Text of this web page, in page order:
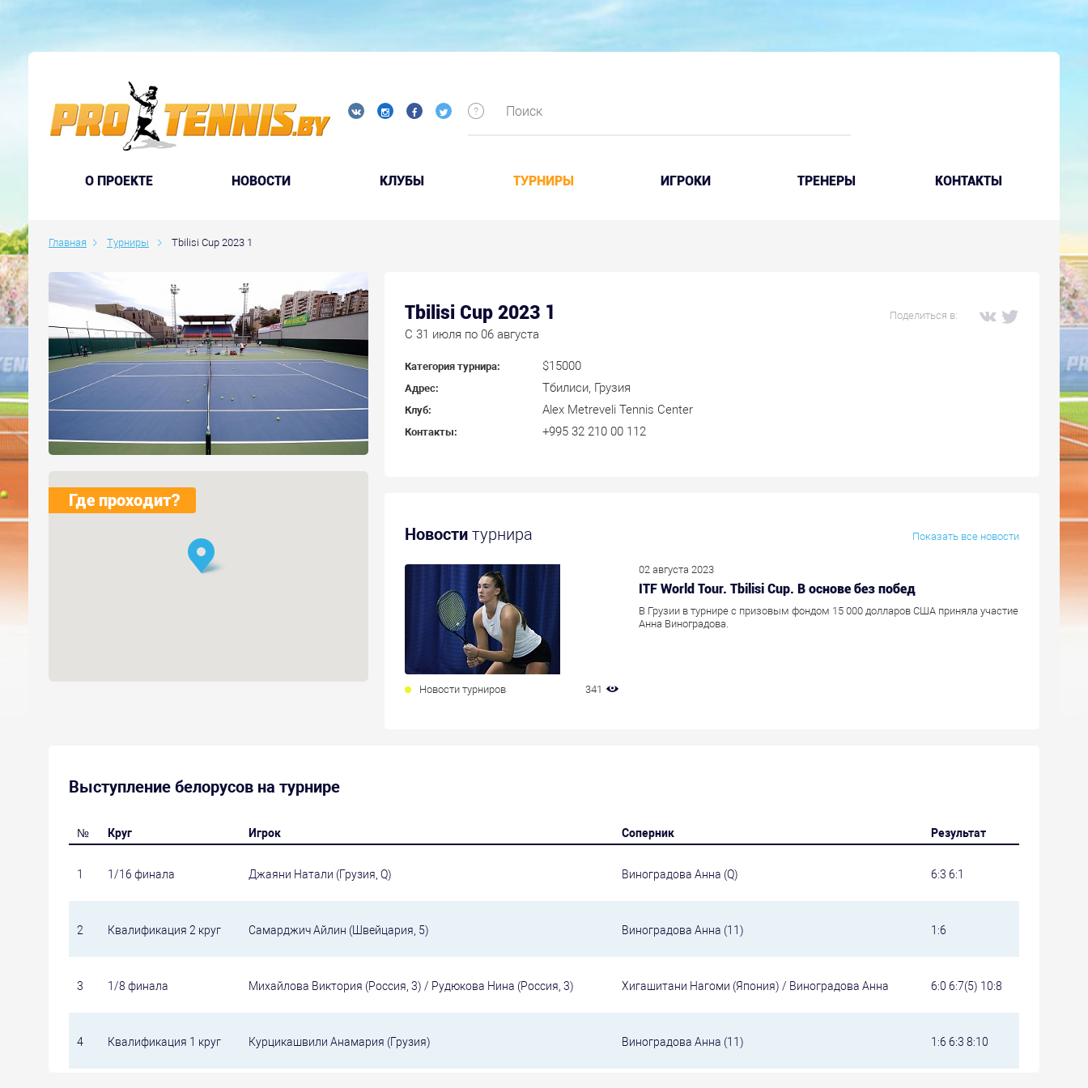
O ПРОЕКТЕ НОВОСТИ КЛУБЫ ТУРНИРЫ ИГРОКИ ТРЕНЕРЫ КОНТАКТЫ
Главная Турниры Tbilisi Cup 2023 1
Поделиться в:
Tbilisi Cup 2023 1
C 31 июля по 06 августа
Категория турнира: $15000
Адрес: Тбилиси, Грузия
Клуб: Alex Metreveli Tennis Center
Контакты: +995 32 210 00 112
Показать все новости
Новости турнира
Новости турниров 341
02 августа 2023
ITF World Tour. Tbilisi Cup. В основе без побед
В Грузии в турнире с призовым фондом 15 000 долларов США приняла участие
Анна Виноградова.
Где проходит?
Выступление белорусов на турнире
№ Круг Игрок Соперник Результат
1 1/16 финала Джаяни Натали (Грузия, Q) Виноградова Анна (Q) 6:3 6:1
2 Квалификация 2 круг Самарджич Айлин (Швейцария, 5) Виноградова Анна (11) 1:6
3 1/8 финала Михайлова Виктория (Россия, 3) / Рудюкова Нина (Россия, 3) Хигашитани Нагоми (Япония) / Виноградова Анна 6:0 6:7(5) 10:8
4 Квалификация 1 круг Курцикашвили Анамария (Грузия) Виноградова Анна (11) 1:6 6:3 8:10